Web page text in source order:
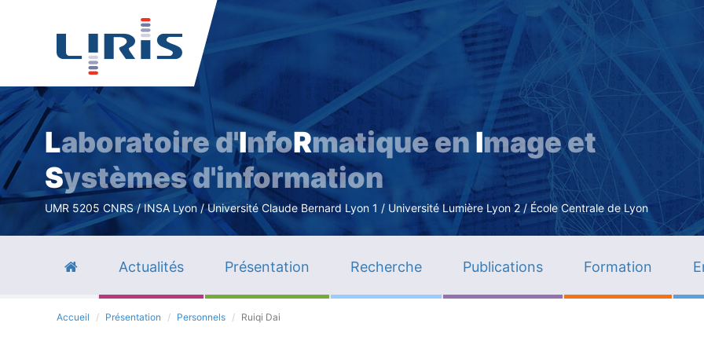
Aller
contenu
principal
Laboratoire d'InfoRmatique en Image et
Systèmes d'information
UMR 5205 CNRS / INSA Lyon / Université Claude Bernard Lyon 1 / Université Lumière Lyon 2 / École Centrale de Lyon
Actualités Présentation Recherche Publications Formation
Accueil Présentation Personnels Ruiqi Dai